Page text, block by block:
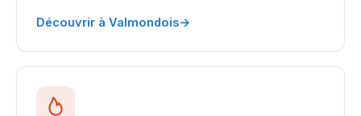
Découvrir à Valmondois→